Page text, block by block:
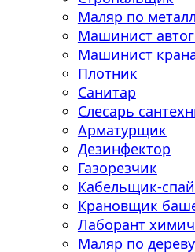
Маляр по
Машинист
Машинист
Плотник
Санитар
Слесарь
Арматурщик
Дезинфектор
Газорезчик
Кабельщик-
Крановщик
Лаборант
Маляр по дереву